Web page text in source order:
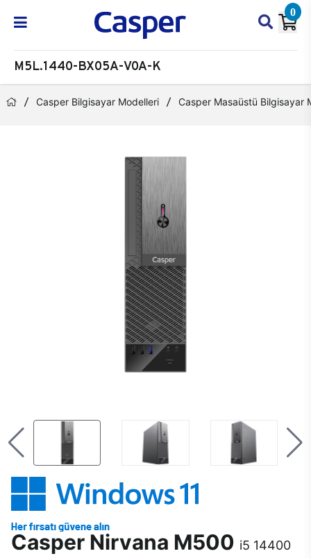
0
M5L.1440-BX05A-V0A-K
Casper Bilgisayar Modelleri Casper Masaüstü Bilgisayar
Casper Nirvana M500 i5 14400